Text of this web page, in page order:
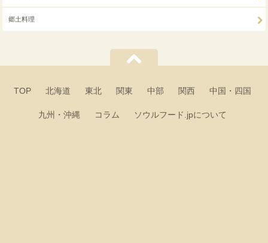
郷土料理
TOP 北海道 東北 関東 中部 関西 中国・四国
九州・沖縄 コラム ソウルフード.jpについて